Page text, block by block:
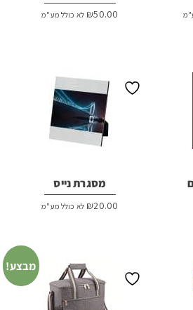
₪50.00 לא כולל מע"מ
מסגרת נייס
₪20.00 לא כולל מע"מ
מבצע!